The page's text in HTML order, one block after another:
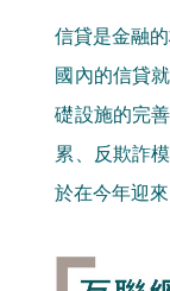
信貸是金融
國內的信貸
礎設施的完
累、反欺詐
於在今年迎來